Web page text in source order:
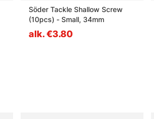
Söder Tackle Shallow Screw
(10pcs) - Small, 34mm
alk. €3.80